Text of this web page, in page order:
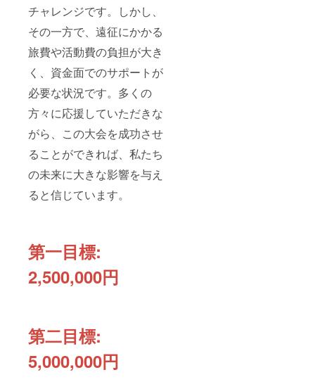
チャレンジです。しかし、
その一方で、遠征にかかる
旅費や活動費の負担が大き
く、資金面でのサポートが
必要な状況です。多くの
方々に応援していただきな
がら、この大会を成功させ
ることができれば、私たち
の未来に大きな影響を与え
ると信じています。
第一目標:
2,500,000円
第二目標:
5,000,000円